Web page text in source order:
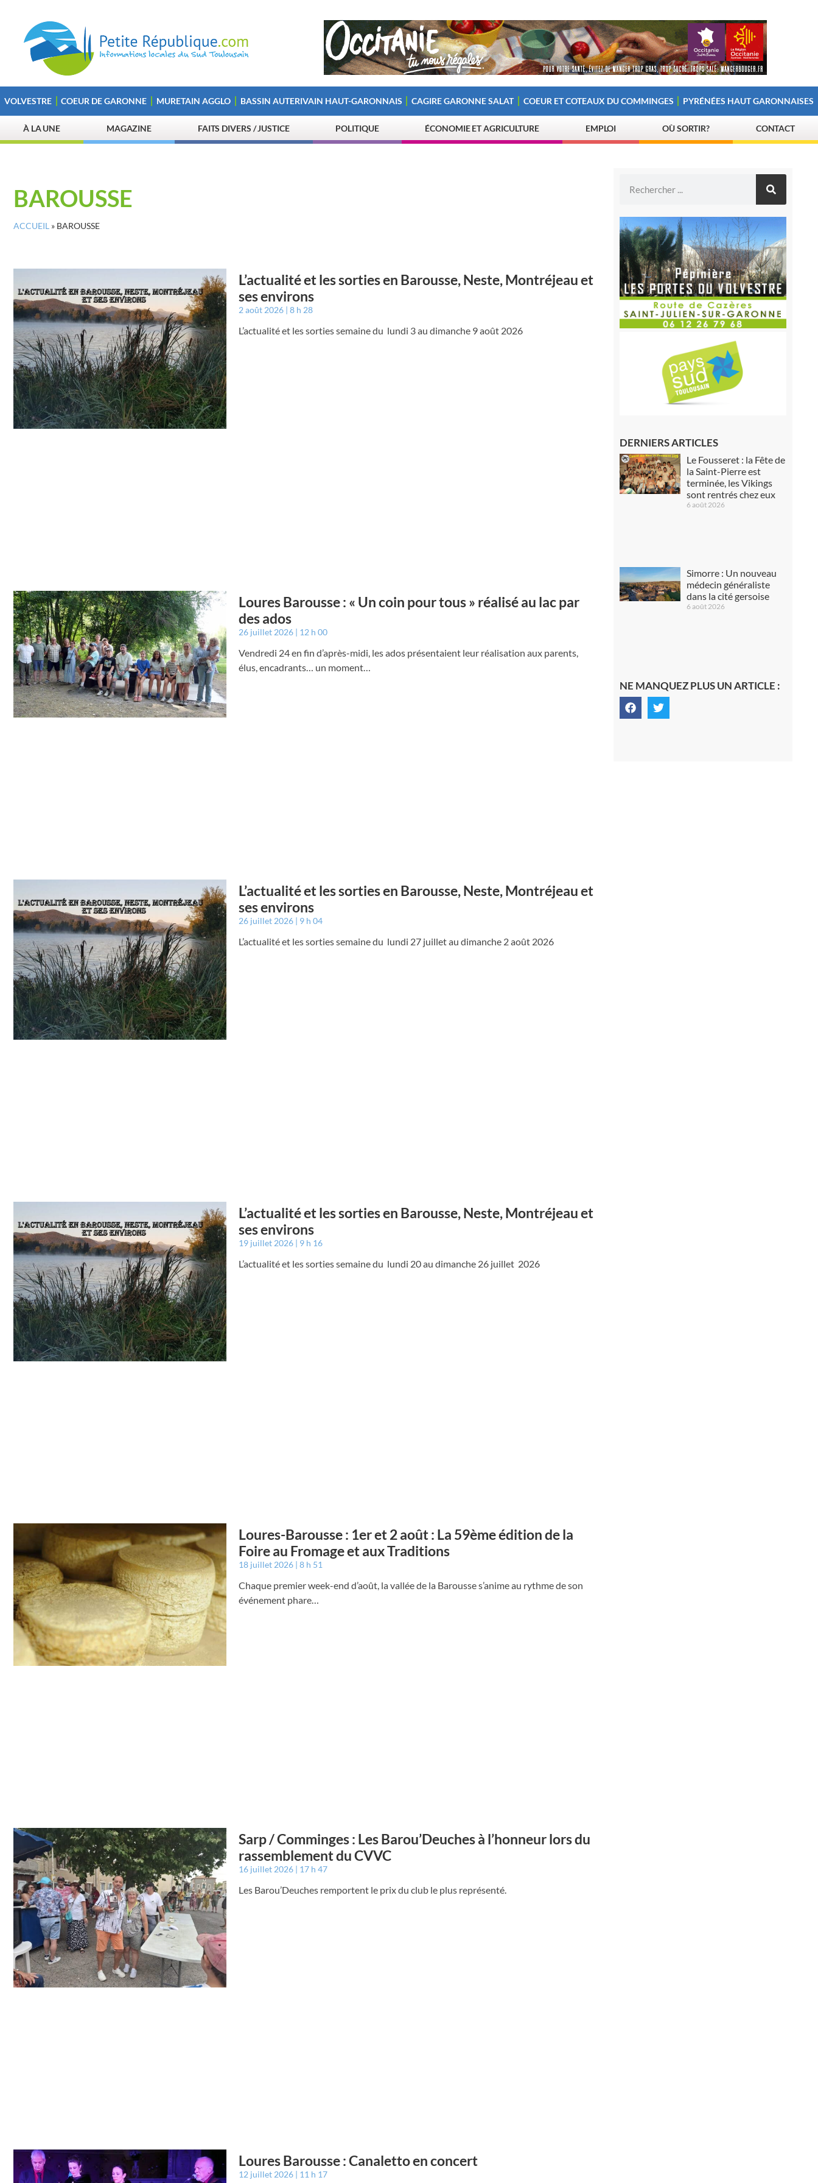
VOLVESTRE COEUR DE GARONNE MURETAIN AGGLO BASSIN AUTERIVAIN HAUT-GARONNAIS CAGIRE GARONNE SALAT COEUR ET COTEAUX DU COMMINGES PYRÉNÉES HAUT GARONNAISES
À LA UNE MAGAZINE FAITS DIVERS / JUSTICE POLITIQUE ÉCONOMIE ET AGRICULTURE EMPLOI OÙ SORTIR? CONTACT
BAROUSSE
ACCUEIL » BAROUSSE
L’actualité et les sorties en Barousse, Neste, Montréjeau et
ses environs
2 août 2026 8 h 28
L’actualité et les sorties semaine du lundi 3 au dimanche 9 août 2026
Loures Barousse : « Un coin pour tous » réalisé au lac par
des ados
26 juillet 2026 12 h 00
Vendredi 24 en fin d’après-midi, les ados présentaient leur réalisation aux parents,
élus, encadrants… un moment…
L’actualité et les sorties en Barousse, Neste, Montréjeau et
ses environs
26 juillet 2026 9 h 04
L’actualité et les sorties semaine du lundi 27 juillet au dimanche 2 août 2026
L’actualité et les sorties en Barousse, Neste, Montréjeau et
ses environs
19 juillet 2026 9 h 16
L’actualité et les sorties semaine du lundi 20 au dimanche 26 juillet 2026
Loures-Barousse : 1er et 2 août : La 59ème édition de la
Foire au Fromage et aux Traditions
18 juillet 2026 8 h 51
Chaque premier week-end d’août, la vallée de la Barousse s’anime au rythme de son
événement phare…
Sarp / Comminges : Les Barou’Deuches à l’honneur lors du
rassemblement du CVVC
16 juillet 2026 17 h 47
Les Barou’Deuches remportent le prix du club le plus représenté.
Loures Barousse : Canaletto en concert
12 juillet 2026 11 h 17
DERNIERS ARTICLES
Le Fousseret : la Fête de
la Saint-Pierre est
terminée, les Vikings
sont rentrés chez eux
6 août 2026
Simorre : Un nouveau
médecin généraliste
dans la cité gersoise
6 août 2026
NE MANQUEZ PLUS UN ARTICLE :